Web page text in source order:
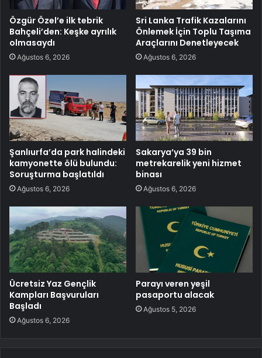
Özgür Özel’e ilk tebrik
Bahçeli’den: Keşke ayrılık
olmasaydı
Ağustos 6, 2026
Sri Lanka Trafik Kazalarını
Önlemek İçin Toplu Taşıma
Araçlarını Denetleyecek
Ağustos 6, 2026
Şanlıurfa’da park halindeki
kamyonette ölü bulundu:
Soruşturma başlatıldı
Ağustos 6, 2026
Sakarya’ya 39 bin
metrekarelik yeni hizmet
binası
Ağustos 6, 2026
Ücretsiz Yaz Gençlik
Kampları Başvuruları
Başladı
Ağustos 6, 2026
Parayı veren yeşil
pasaportu alacak
Ağustos 5, 2026